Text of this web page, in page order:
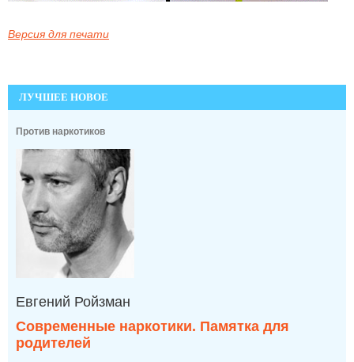
Версия для печати
ЛУЧШЕЕ НОВОЕ
Против наркотиков
Евгений Ройзман
Современные наркотики. Памятка для
родителей